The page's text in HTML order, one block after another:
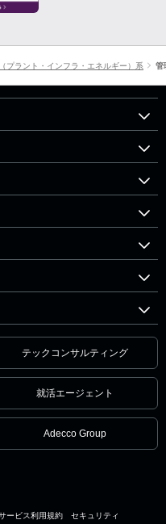
プラント・インフラ・エネルギー）系 管
テックコンサルティング
就活エージェント
Adecco Group
ービス利用規約 セキュリティ